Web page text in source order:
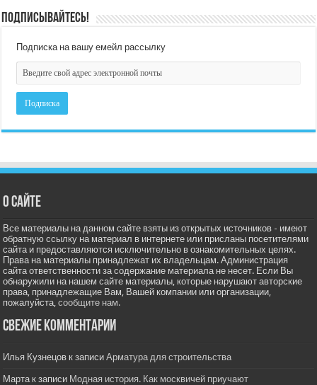
Подписывайтесь!
Подписка на вашу емейл рассылку
О сайте
Все материалы на данном сайте взяты из открытых источников - имеют
обратную ссылку на материал в интернете или присланы посетителями
сайта и предоставляются исключительно в ознакомительных целях.
Права на материалы принадлежат их владельцам. Администрация
сайта ответственности за содержание материала не несет. Если Вы
обнаружили на нашем сайте материалы, которые нарушают авторские
права, принадлежащие Вам, Вашей компании или организации,
пожалуйста,сообщите нам.
Свежие комментарии
Илья Кузнецов к записиАрматура для строительства
Марта к записи Модная история. Как москвичей приучают